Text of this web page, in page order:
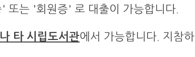
또는 '회원증' 로 대출이 가능합니다.
타 시립도서관에서 가능합니다. 지참하